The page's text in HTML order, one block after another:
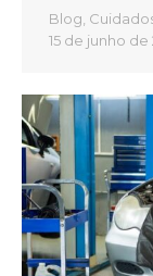
Blog
15 de junho de